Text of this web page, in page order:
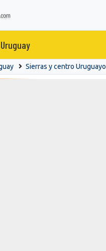
Sierras y centro Uruguayo